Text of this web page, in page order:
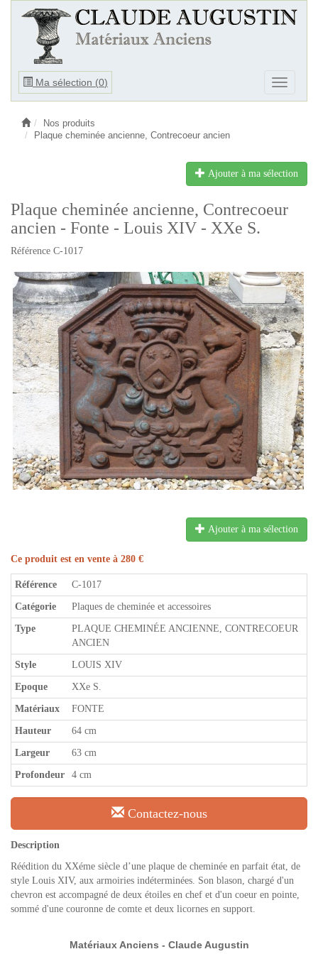
Ma sélection (0)
Ouvrir
Ouvrir
le
Nos produits
Plaque cheminée ancienne, Contrecoeur ancien
Ajouter à ma sélection
Plaque cheminée ancienne, Contrecoeur
ancien - Fonte - Louis XIV - XXe S.
Référence C-1017
Ajouter à ma sélection
Ce produit est en vente à 280 €
Référence C-1017
Catégorie Plaques de cheminée et accessoires
Type
PLAQUE CHEMINÉE ANCIENNE, CONTRECOEUR
ANCIEN
Style LOUIS XIV
Epoque XXe S.
Matériaux FONTE
Hauteur 64 cm
Largeur 63 cm
Profondeur 4 cm
Contactez-nous
Description
Réédition du XXéme siècle d’une plaque de cheminée en parfait état, de
style Louis XIV, aux armoiries indéterminées. Son blason, chargé d'un
chevron est accompagné de deux étoiles en chef et d'un coeur en pointe,
sommé d'une couronne de comte et deux licornes en support.
Matériaux Anciens - Claude Augustin